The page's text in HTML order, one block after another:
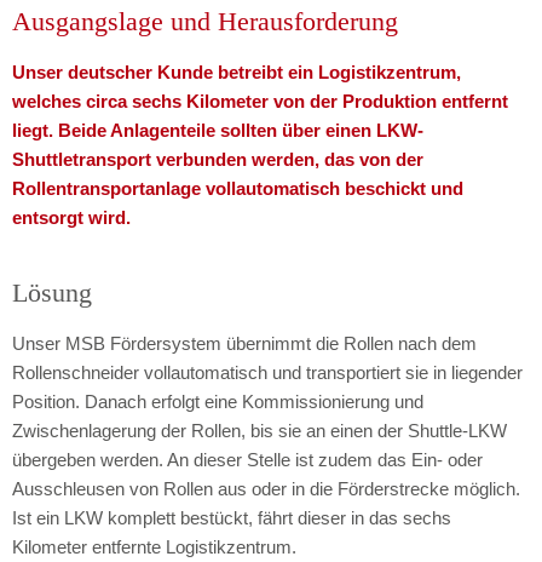
Ausgangslage und Herausforderung
Unser deutscher Kunde betreibt ein Logistikzentrum,
welches circa sechs Kilometer von der Produktion entfernt
liegt. Beide Anlagenteile sollten über einen LKW-
Shuttletransport verbunden werden, das von der
Rollentransportanlage vollautomatisch beschickt und
entsorgt wird.
Lösung
Unser MSB Fördersystem übernimmt die Rollen nach dem
Rollenschneider vollautomatisch und transportiert sie in liegender
Position. Danach erfolgt eine Kommissionierung und
Zwischenlagerung der Rollen, bis sie an einen der Shuttle-LKW
übergeben werden. An dieser Stelle ist zudem das Ein- oder
Ausschleusen von Rollen aus oder in die Förderstrecke möglich.
Ist ein LKW komplett bestückt, fährt dieser in das sechs
Kilometer entfernte Logistikzentrum.
LOGISTIKZENTRUM MIT LKW-SHUTTLESYSTEM